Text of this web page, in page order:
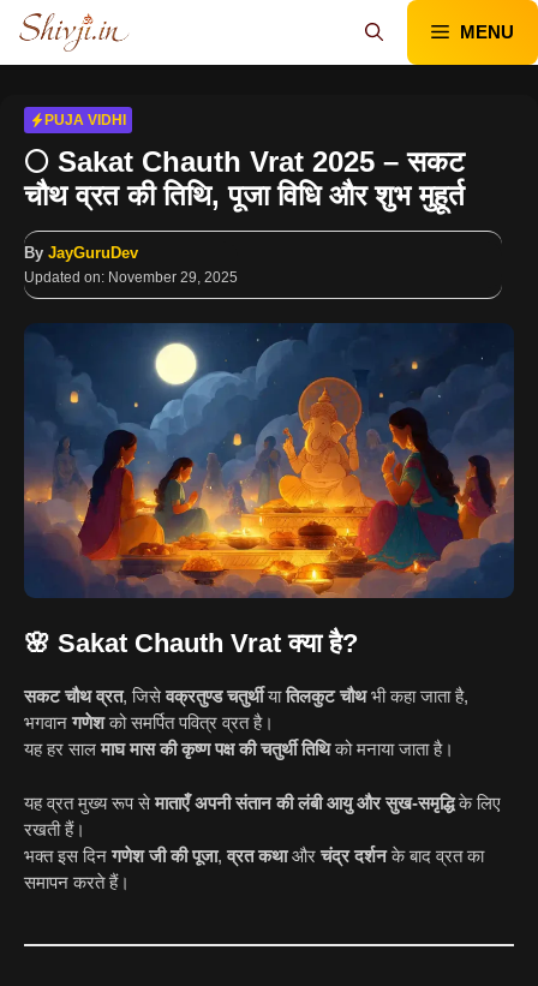
Skip
content
MENU
PUJA VIDHI
🌕 Sakat Chauth Vrat 2025 – सकट
चौथ व्रत की तिथि, पूजा विधि और शुभ मुहूर्त
By JayGuruDev
Updated on: November 29, 2025
🌸 Sakat Chauth Vrat क्या है?
सकट चौथ व्रत, जिसेवक्रतुण्ड चतुर्थीयातिलकुट चौथभी कहा जाता है,
भगवानगणेशको समर्पित पवित्र व्रत है।
यह हर सालमाघ मास की कृष्ण पक्ष की चतुर्थी तिथिको मनाया जाता है।
यह व्रत मुख्य रूप सेमाताएँ अपनी संतान की लंबी आयु और सुख-समृद्धिके लिए
रखती हैं।
भक्त इस दिनगणेश जी की पूजा,व्रत कथाऔरचंद्र दर्शनके बाद व्रत का
समापन करते हैं।